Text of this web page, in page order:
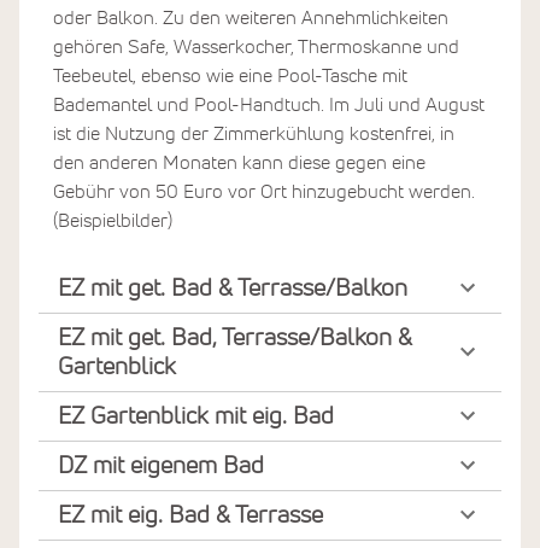
oder Balkon. Zu den weiteren Annehmlichkeiten
gehören Safe, Wasserkocher, Thermoskanne und
Teebeutel, ebenso wie eine Pool-Tasche mit
Bademantel und Pool-Handtuch. Im Juli und August
ist die Nutzung der Zimmerkühlung kostenfrei, in
den anderen Monaten kann diese gegen eine
Gebühr von 50 Euro vor Ort hinzugebucht werden.
(Beispielbilder)
EZ mit get. Bad & Terrasse/Balkon
EZ mit get. Bad, Terrasse/Balkon &
Gartenblick
EZ Gartenblick mit eig. Bad
DZ mit eigenem Bad
EZ mit eig. Bad & Terrasse